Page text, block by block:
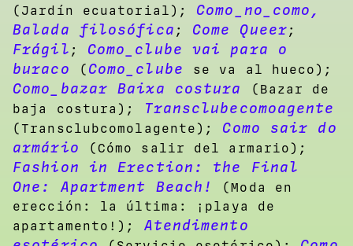
(Jardín ecuatorial); Como_no_como,
Balada filosófica ; Come Queer ;
Frágil ; Como_clube vai para o
buraco
( Como_clube se va al hueco);
Como_bazar Baixa costura
(Bazar de
baja costura);
Transclubecomoagente
(Transclubcomolagente); Como sair do
armário
(Cómo salir del armario);
Fashion in Erection: the Final
One: Apartment Beach!
(Moda en
erección: la última: ¡playa de
apartamento!); Atendimento